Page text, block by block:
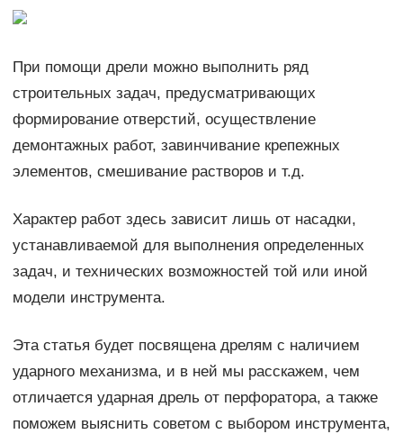
При помощи дрели можно выполнить ряд
строительных задач, предусматривающих
формирование отверстий, осуществление
демонтажных работ, завинчивание крепежных
элементов, смешивание растворов и т.д.
Характер работ здесь зависит лишь от насадки,
устанавливаемой для выполнения определенных
задач, и технических возможностей той или иной
модели инструмента.
Эта статья будет посвящена дрелям с наличием
ударного механизма, и в ней мы расскажем, чем
отличается ударная дрель от перфоратора, а также
поможем выяснить советом с выбором инструмента,